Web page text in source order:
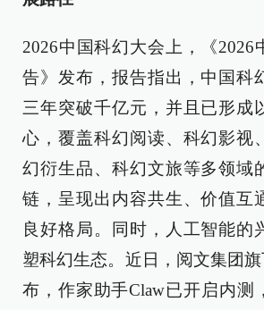
2026中国科幻大会上，《2026
告》发布，报告指出，中国科
三年突破千亿元，并且已形成
心，覆盖科幻阅读、科幻影视
幻衍生品、科幻文旅等多领域
链，呈现出内容共生、价值互
良好格局。同时，人工智能的
塑科幻生态。近日，阅文集团
布，作家助手Claw已开启内测